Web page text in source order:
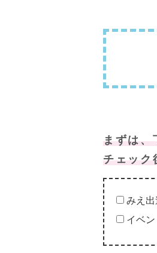
まずは、
チェック
みえ
イベ